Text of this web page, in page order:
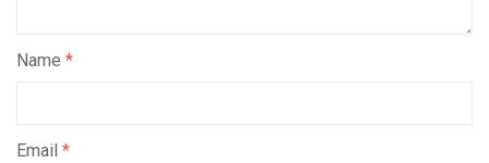
Name *
Email *